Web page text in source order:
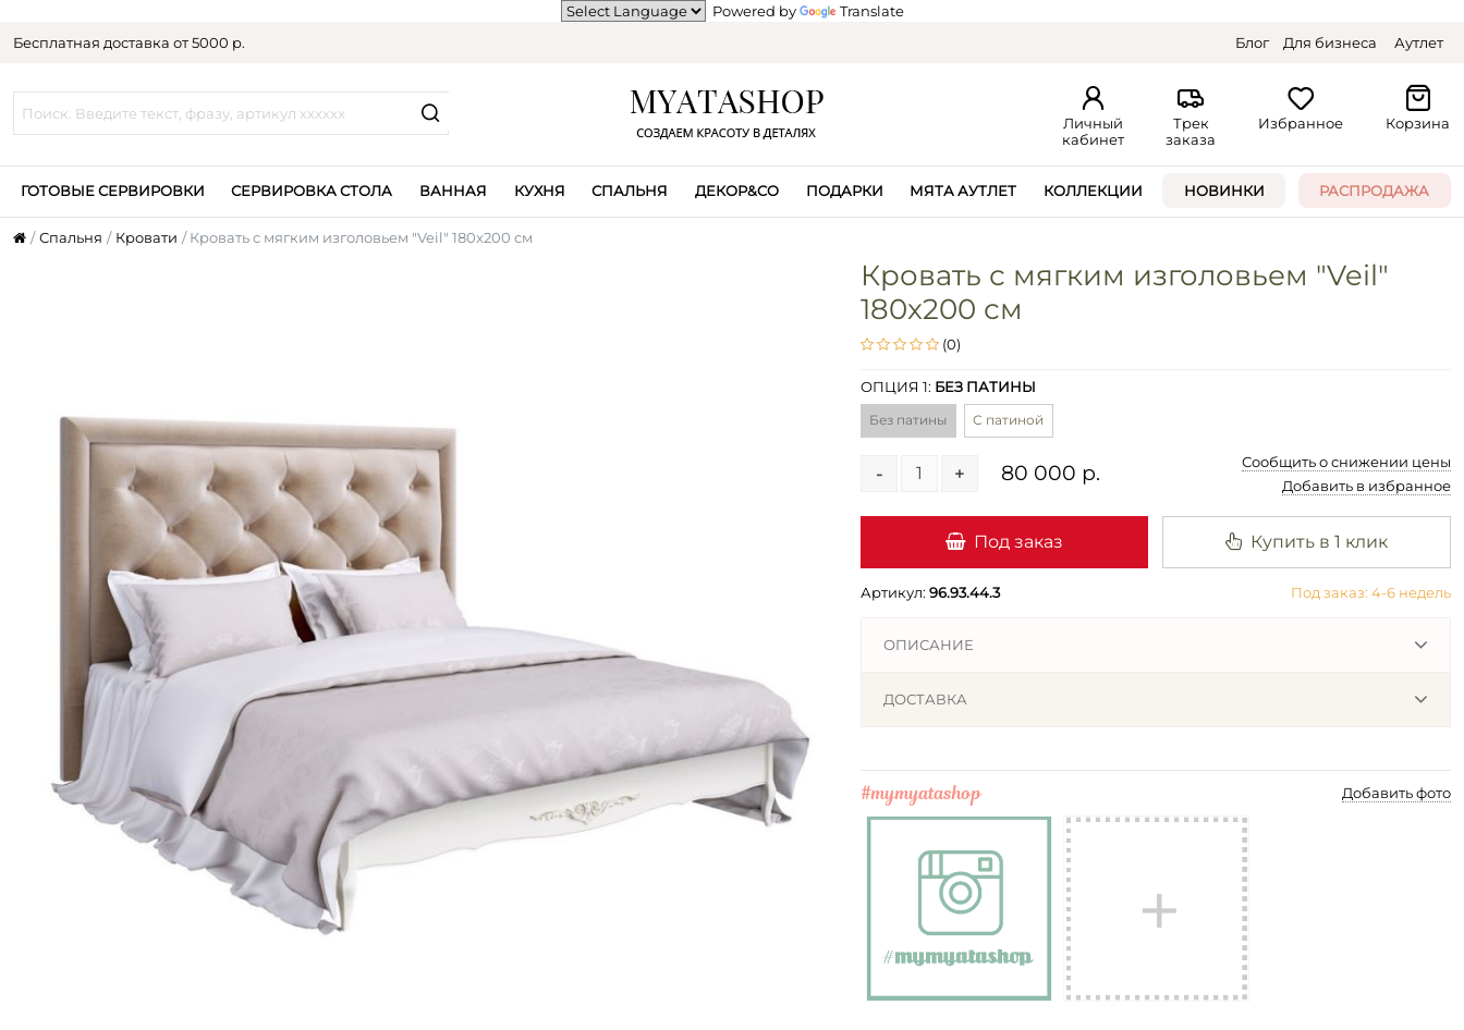
Powered by
Translate
Бесплатная доставка от 5000 р.
Блог Для бизнеса Аутлет
Личный
кабинет
Трек
заказа
Избранное Корзина
ГОТОВЫЕ СЕРВИРОВКИ СЕРВИРОВКА СТОЛА ВАННАЯ КУХНЯ СПАЛЬНЯ ДЕКОР&CO ПОДАРКИ МЯТА АУТЛЕТ КОЛЛЕКЦИИ НОВИНКИ РАСПРОДАЖА
Спальня Кровати Кровать с мягким изголовьем "Veil" 180x200 см
Кровать с мягким изголовьем "Veil"
180x200 см
(0)
ОПЦИЯ 1: БЕЗ ПАТИНЫ
Без патины С патиной
- + 80 000 р.
Сообщить о снижении цены
Добавить в избранное
Под заказ Купить в 1 клик
Артикул: 96.93.44.3 Под заказ: 4-6 недель
ОПИСАНИЕ
ДОСТАВКА
#mymyatashop Добавить фото